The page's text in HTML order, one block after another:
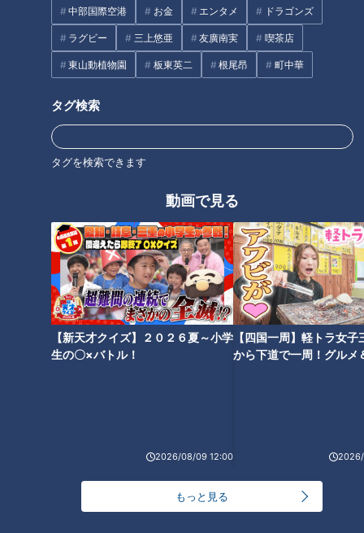
中部国際空港 お金 エンタメ ドラゴンズ
ラグビー 三上悠亜 友廣南実 喫茶店
東山動植物園 板東英二 根尾昂 町中華
タグ検索
タグを検索できます
動画で見る
【新天才クイズ】２０２６夏～小学
生の〇×バトル！
2026/08/09 12:00
【四国一周】軽トラ女子
から下道で一周！グルメ
もっと見る
る為に選手を鍛え上げなければならなかったから。本当に最後
までくらいついてノックを受けたのは、荒木、井端、森野の3
人だけ。あとの選手はみんな逃げた。ノックを打つ落合からみ
んな逃げたんです」
プロ野球選手が避けたくなるほどの猛練習に耐えた荒木選手
は、グラウンドの外でも落合監督の薫陶を受けようと行動に移
していたのです。
「一番、話をした選手が荒木。俺が飯を食う時間を見計らって
食事会場にくるんだから。延々と野球の話をした。（選手の中
で）一番多く一緒に食事をしたのも、一番長く話をしたのも荒
木。野球に関しては貪欲だったよ」
落合監督と師弟の関係にあった荒木選手が掟を破った試合が。
それは2011年9月23日のスワローズ戦。荒木選手が引退会見で
「あの走塁はナンバーワン」と挙げたプレーについてでした。
いた。2011年の俺の退任が決まってからのスワローズ戦で、